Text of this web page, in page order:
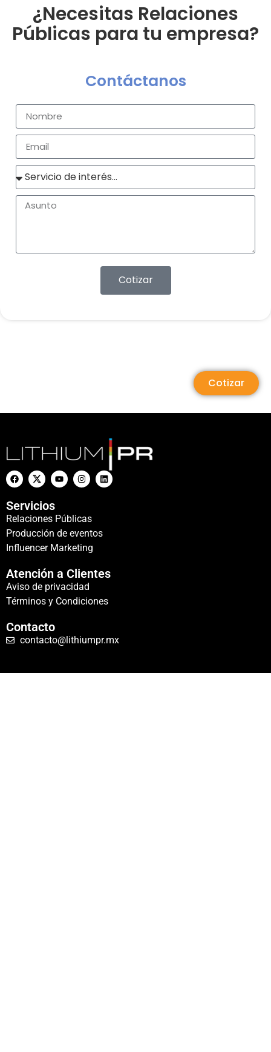
¿Necesitas Relaciones
Públicas para tu empresa?
Contáctanos
Cotizar
Cotizar
Servicios
Relaciones Públicas
Producción de eventos
Influencer Marketing
Atención a Clientes
Aviso de privacidad
Términos y Condiciones
Contacto
contacto@lithiumpr.mx